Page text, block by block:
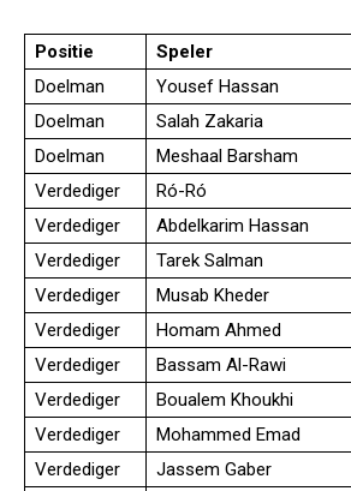
Positie Speler
Doelman
Yousef Hassan
Doelman
Salah Zakaria
Doelman
Meshaal Barsham
Verdediger
Ró-Ró
Verdediger
Abdelkarim Hassan
Verdediger
Tarek Salman
Verdediger
Musab Kheder
Verdediger
Homam Ahmed
Verdediger
Bassam Al-Rawi
Verdediger
Boualem Khoukhi
Verdediger
Mohammed Emad
Verdediger
Jassem Gaber